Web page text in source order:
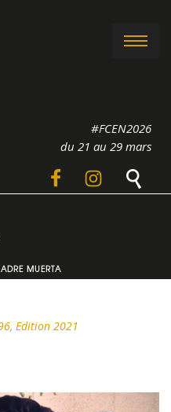
#FCEN2026
du 21 au 29 mars
MUERTA
, Edition 2021